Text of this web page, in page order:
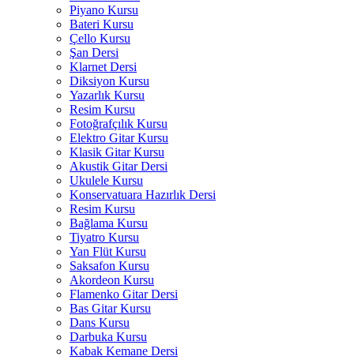
Piyano Kursu
Bateri Kursu
Çello Kursu
Şan Dersi
Klarnet Dersi
Diksiyon Kursu
Yazarlık Kursu
Resim Kursu
Fotoğrafçılık Kursu
Elektro Gitar Kursu
Klasik Gitar Kursu
Akustik Gitar Dersi
Ukulele Kursu
Konservatuara Hazırlık Dersi
Resim Kursu
Bağlama Kursu
Tiyatro Kursu
Yan Flüt Kursu
Saksafon Kursu
Akordeon Kursu
Flamenko Gitar Dersi
Bas Gitar Kursu
Dans Kursu
Darbuka Kursu
Kabak Kemane Dersi